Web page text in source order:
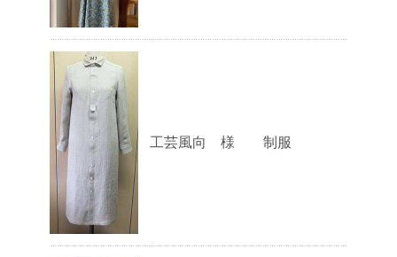
工芸風向 様 制服